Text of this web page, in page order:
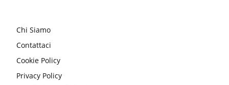
Chi Siamo
Contattaci
Cookie Policy
Privacy Policy